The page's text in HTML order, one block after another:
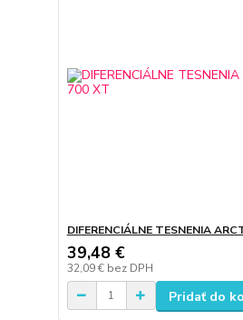
DIFERENCIÁLNE TESNENIA
39,48 €
32,09 € bez DPH
Pridať do